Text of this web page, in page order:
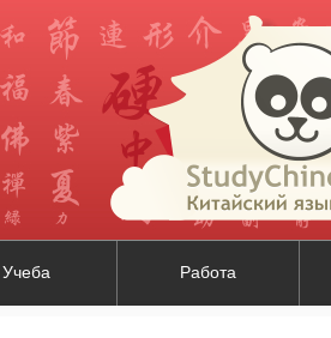
Учеба Работа